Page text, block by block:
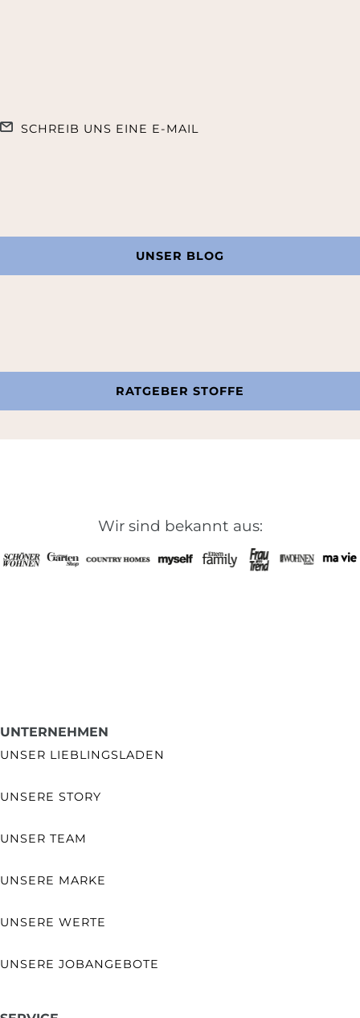
SCHREIB UNS EINE E-MAIL
UNSER BLOG
RATGEBER STOFFE
Wir sind bekannt aus:
UNTERNEHMEN
UNSER LIEBLINGSLADEN
UNSERE STORY
UNSER TEAM
UNSERE MARKE
UNSERE WERTE
UNSERE JOBANGEBOTE